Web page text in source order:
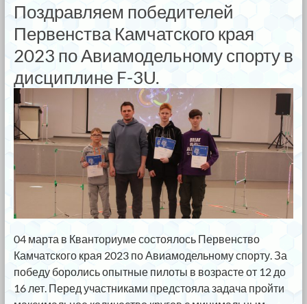
Поздравляем победителей
Первенства Камчатского края
2023 по Авиамодельному спорту в
дисциплине F-3U.
04 марта в Кванториуме состоялось Первенство
Камчатского края 2023 по Авиамодельному спорту. За
победу боролись опытные пилоты в возрасте от 12 до
16 лет. Перед участниками предстояла задача пройти